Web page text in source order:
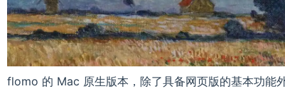
flomo 的 Mac 原生版本，除了具备网页版的基本功能